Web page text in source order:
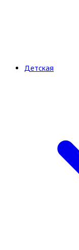
Детская